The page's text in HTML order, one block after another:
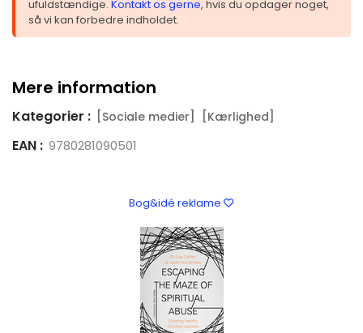
ufuldstændige. Kontakt os gerne, hvis du opdager noget,
så vi kan forbedre indholdet.
Mere information
Kategorier : [Sociale medier] [Kærlighed]
EAN : 9780281090501
Bog&idé reklame